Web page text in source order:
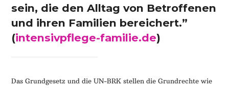
sein, die den Alltag von Betroffenen
und ihren Familien bereichert.”
(intensivpflege-familie.de)
Das Grundgesetz und die UN-BRK stellen die Grundrechte wie